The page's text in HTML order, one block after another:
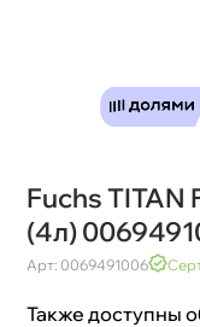
Fuchs TITAN
(4л)
Арт: 0069491006
Также доступны